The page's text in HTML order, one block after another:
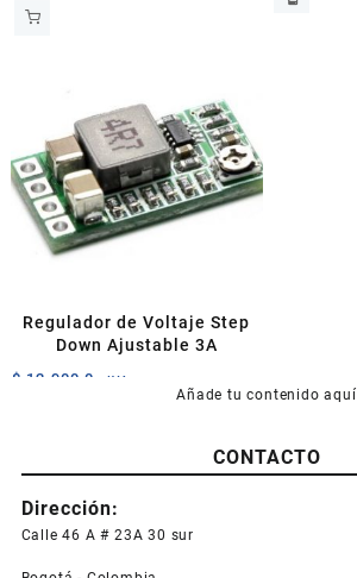
Regulador de Voltaje Step
Down Ajustable 3A
$ 12.900,0 +IVA
Añade tu contenido aquí
CONTACTO
Dirección:
Calle 46 A # 23A 30 sur